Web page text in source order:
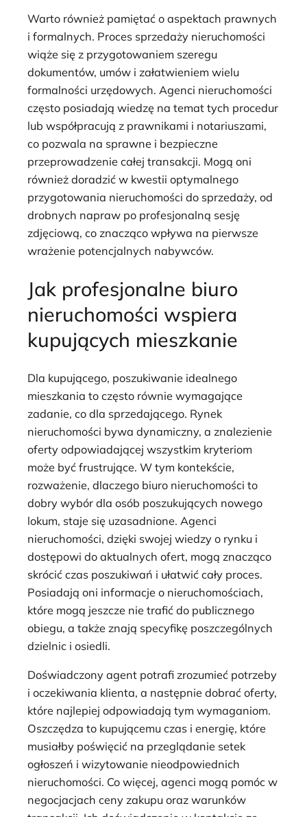
Warto również pamiętać o aspektach prawnych
i formalnych. Proces sprzedaży nieruchomości
wiąże się z przygotowaniem szeregu
dokumentów, umów i załatwieniem wielu
formalności urzędowych. Agenci nieruchomości
często posiadają wiedzę na temat tych procedur
lub współpracują z prawnikami i notariuszami,
co pozwala na sprawne i bezpieczne
przeprowadzenie całej transakcji. Mogą oni
również doradzić w kwestii optymalnego
przygotowania nieruchomości do sprzedaży, od
drobnych napraw po profesjonalną sesję
zdjęciową, co znacząco wpływa na pierwsze
wrażenie potencjalnych nabywców.
Jak profesjonalne biuro
nieruchomości wspiera
kupujących mieszkanie
Dla kupującego, poszukiwanie idealnego
mieszkania to często równie wymagające
zadanie, co dla sprzedającego. Rynek
nieruchomości bywa dynamiczny, a znalezienie
oferty odpowiadającej wszystkim kryteriom
może być frustrujące. W tym kontekście,
rozważenie, dlaczego biuro nieruchomości to
dobry wybór dla osób poszukujących nowego
lokum, staje się uzasadnione. Agenci
nieruchomości, dzięki swojej wiedzy o rynku i
dostępowi do aktualnych ofert, mogą znacząco
skrócić czas poszukiwań i ułatwić cały proces.
Posiadają oni informacje o nieruchomościach,
które mogą jeszcze nie trafić do publicznego
obiegu, a także znają specyfikę poszczególnych
dzielnic i osiedli.
Doświadczony agent potrafi zrozumieć potrzeby
i oczekiwania klienta, a następnie dobrać oferty,
które najlepiej odpowiadają tym wymaganiom.
Oszczędza to kupującemu czas i energię, które
musiałby poświęcić na przeglądanie setek
ogłoszeń i wizytowanie nieodpowiednich
nieruchomości. Co więcej, agenci mogą pomóc w
negocjacjach ceny zakupu oraz warunków